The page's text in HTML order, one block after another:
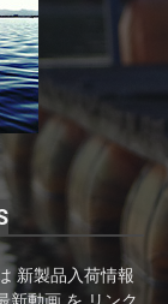
新製品入荷情報